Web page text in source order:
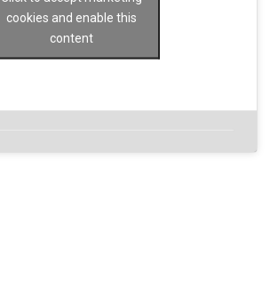
cookies and enable this
content